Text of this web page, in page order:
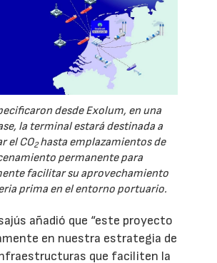
desde Exolum, en una
la terminal estará destinada a
el CO2hasta emplazamientos de
permanente para
facilitar su aprovechamiento
prima en el entorno portuario.
añadió que “este proyecto
en nuestra estrategia de
que faciliten la